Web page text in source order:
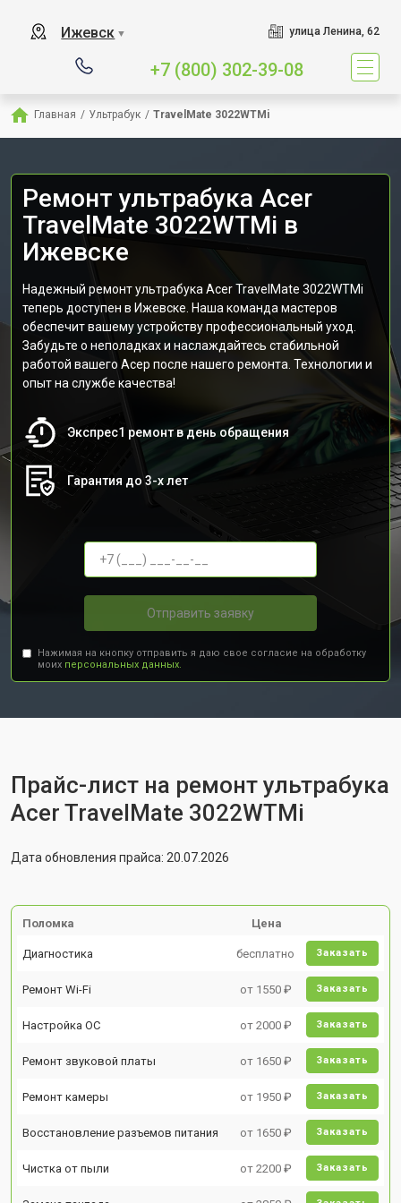
Ижевск ▼ улица Ленина, 62
+7 (800) 302-39-08
Главная / Ультрабук / TravelMate 3022WTMi
Ремонт ультрабука Acer
TravelMate 3022WTMi в
Ижевске
Надежный ремонт ультрабука Acer TravelMate 3022WTMi
теперь доступен в Ижевске. Наша команда мастеров
обеспечит вашему устройству профессиональный уход.
Забудьте о неполадках и наслаждайтесь стабильной
работой вашего Асер после нашего ремонта. Технологии и
опыт на службе качества!
Экспрес1 ремонт в день обращения
Гарантия до 3-х лет
Отправить заявку
Нажимая на кнопку отправить я даю свое согласие на обработку
моих персональных данных.
Прайс-лист на ремонт ультрабука
Acer TravelMate 3022WTMi
Дата обновления прайса: 20.07.2026
Поломка Цена
Диагностика бесплатно Заказать
Ремонт Wi-Fi от 1550 ₽ Заказать
Настройка ОС от 2000 ₽ Заказать
Ремонт звуковой платы от 1650 ₽ Заказать
Ремонт камеры от 1950 ₽ Заказать
Восстановление разъемов питания от 1650 ₽ Заказать
Чистка от пыли от 2200 ₽ Заказать